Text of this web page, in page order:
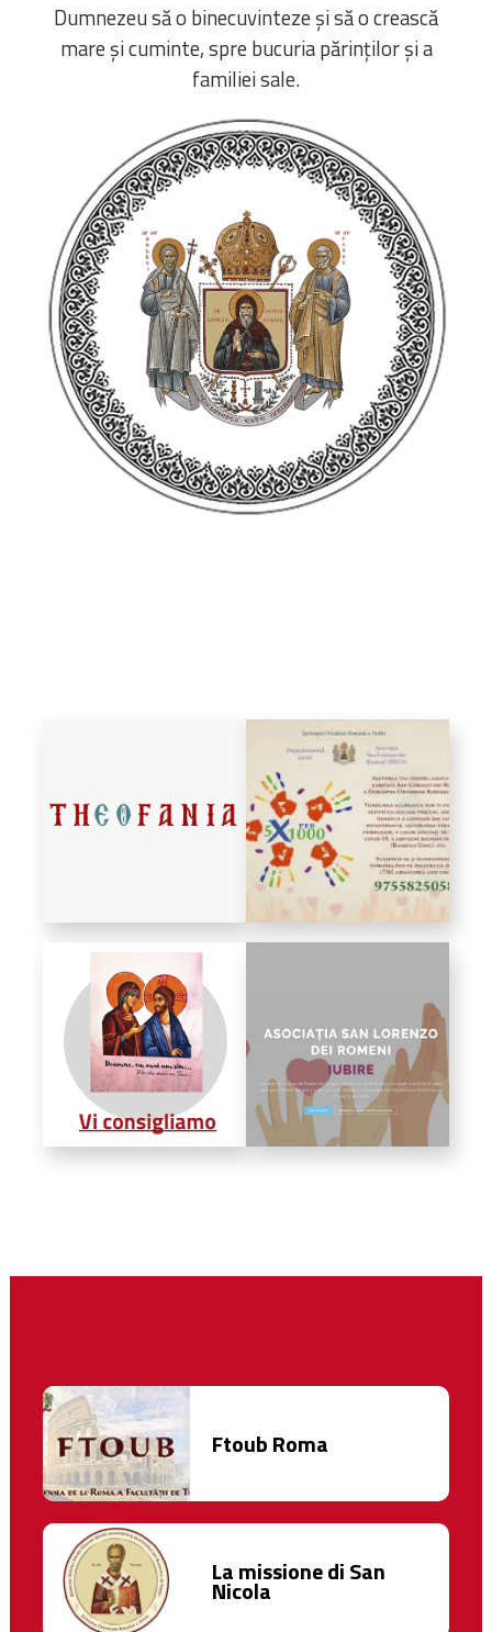
CONTACT
Dumnezeu să o binecuvinteze și să o crească
mare și cuminte, spre bucuria părinților și a
familiei sale.
Ftoub Roma
La missione di San
Nicola